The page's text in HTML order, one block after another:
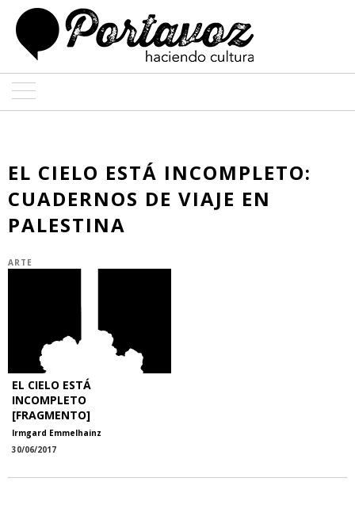
ARQUITECTURA
DISEÑO
COLABORADORES
EL CIELO ESTÁ INCOMPLETO:
CUADERNOS DE VIAJE EN
PALESTINA
ARTE
EL CIELO ESTÁ
INCOMPLETO
[FRAGMENTO]
Irmgard Emmelhainz
30/06/2017